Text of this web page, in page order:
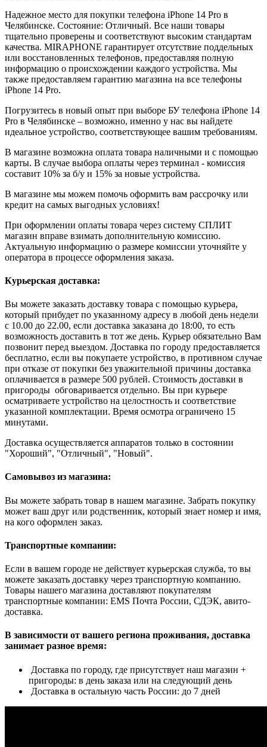
Надежное место для покупки телефона iPhone 14 Pro в
Челябинске. Состояние: Отличный. Все наши товары
тщательно проверены и соответствуют высоким стандартам
качества. MIRAPHONE гарантирует отсутствие поддельных
или восстановленных телефонов, предоставляя полную
информацию о происхождении каждого устройства. Мы
также предоставляем гарантию магазина на все телефоны
iPhone 14 Pro.
Погрузитесь в новый опыт при выборе БУ телефона iPhone 14
Pro в Челябинске – возможно, именно у нас вы найдете
идеальное устройство, соответствующее вашим требованиям.
В магазине возможна оплата товара наличными и с помощью
карты. В случае выбора оплаты через терминал - комиссия
составит 10% за б/у и 15% за новые устройства.
В магазине мы можем помочь оформить вам рассрочку или
кредит на самых выгодных условиях!
При оформлении оплаты товара через систему СПЛИТ
магазин вправе взимать дополнительную комиссию.
Актуальную информацию о размере комиссии уточняйте у
оператора в процессе оформления заказа.
Курьерская доставка:
Вы можете заказать доставку товара с помощью курьера,
который прибудет по указанному адресу в любой день недели
с 10.00 до 22.00, если доставка заказана до 18:00, то есть
возможность доставить в тот же день. Курьер обязательно Вам
позвонит перед выездом. Доставка по городу предоставляется
бесплатно, если вы покупаете устройство, в противном случае
при отказе от покупки без уважительной причины доставка
оплачивается в размере 500 рублей. Стоимость доставки в
пригороды обговаривается отдельно. Вы при курьере
осматриваете устройство на целостность и соответствие
указанной комплектации. Время осмотра ограничено 15
минутами.
Доставка осуществляется аппаратов только в состоянии
"Хороший", "Отличный", "Новый".
Самовывоз из магазина:
Вы можете забрать товар в нашем магазине. Забрать покупку
может ваш друг или родственник, который знает номер и имя,
на кого оформлен заказ.
Транспортные компании:
Если в вашем городе не действует курьерская служба, то вы
можете заказать доставку через транспортную компанию.
Товары нашего магазина доставляют покупателям
транспортные компании: EMS Почта России, СДЭК, авито-
доставка.
В зависимости от вашего региона проживания, доставка
занимает разное время:
Доставка по городу, где присутствует наш магазин +
пригороды: в день заказа или на следующий день
Доставка в остальную часть России: до 7 дней